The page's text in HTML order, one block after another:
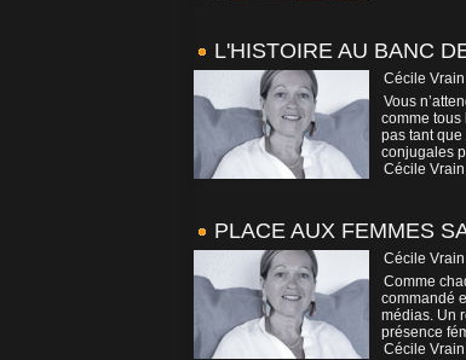
L'HISTOIRE AU BANC
Cécile Vrain
Vous
comme
pas tant
conjugales
Cécile Vrain
PLACE AUX FEMMES
Cécile Vrain
Comme
commandé
médias. Un
présence
Cécile Vrain